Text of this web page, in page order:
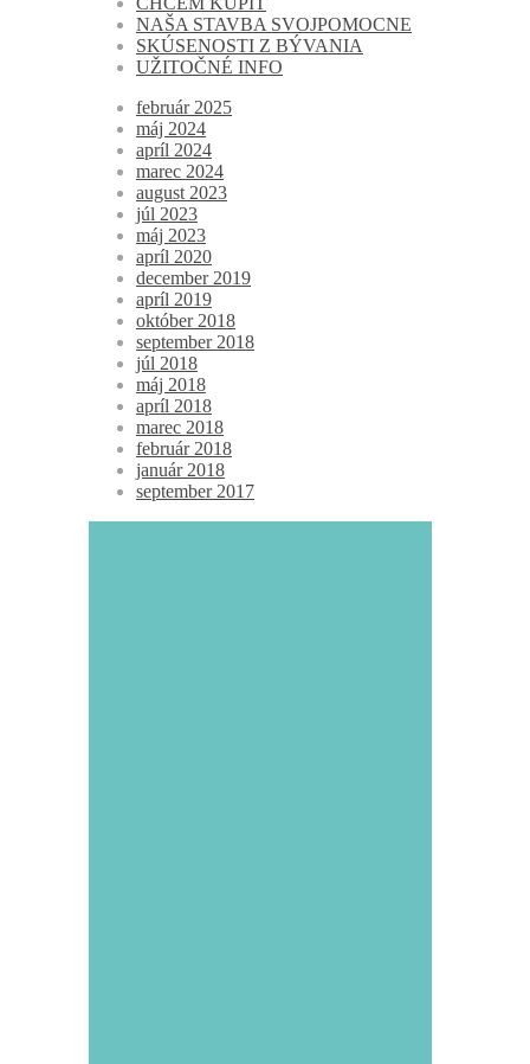
NAŠA STAVBA SVOJPOMOCNE
SKÚSENOSTI Z BÝVANIA
UŽITOČNÉ INFO
február 2025
máj 2024
apríl 2024
marec 2024
august 2023
júl 2023
máj 2023
apríl 2020
december 2019
apríl 2019
október 2018
september 2018
júl 2018
máj 2018
apríl 2018
marec 2018
február 2018
január 2018
september 2017